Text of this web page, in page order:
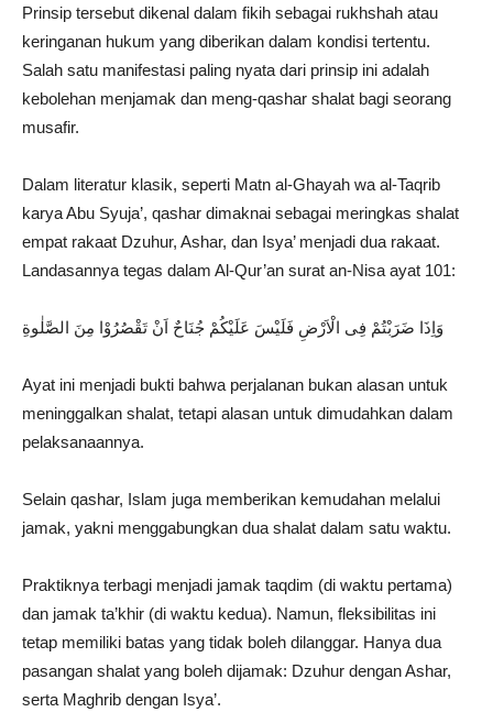
Prinsip tersebut dikenal dalam fikih sebagai rukhshah atau
keringanan hukum yang diberikan dalam kondisi tertentu.
Salah satu manifestasi paling nyata dari prinsip ini adalah
kebolehan menjamak dan meng-qashar shalat bagi seorang
musafir.
Dalam literatur klasik, seperti Matn al-Ghayah wa al-Taqrib
karya Abu Syuja’, qashar dimaknai sebagai meringkas shalat
empat rakaat Dzuhur, Ashar, dan Isya’ menjadi dua rakaat.
Landasannya tegas dalam Al-Qur’an surat an-Nisa ayat 101:
وَاِذَا ضَرَبْتُمْ فِى الْاَرْضِ فَلَيْسَ عَلَيْكُمْ جُنَاحٌ اَنْ تَقْصُرُوْا مِنَ الصَّلٰوةِ
Ayat ini menjadi bukti bahwa perjalanan bukan alasan untuk
meninggalkan shalat, tetapi alasan untuk dimudahkan dalam
pelaksanaannya.
Selain qashar, Islam juga memberikan kemudahan melalui
jamak, yakni menggabungkan dua shalat dalam satu waktu.
Praktiknya terbagi menjadi jamak taqdim (di waktu pertama)
dan jamak ta’khir (di waktu kedua). Namun, fleksibilitas ini
tetap memiliki batas yang tidak boleh dilanggar. Hanya dua
pasangan shalat yang boleh dijamak: Dzuhur dengan Ashar,
serta Maghrib dengan Isya’.